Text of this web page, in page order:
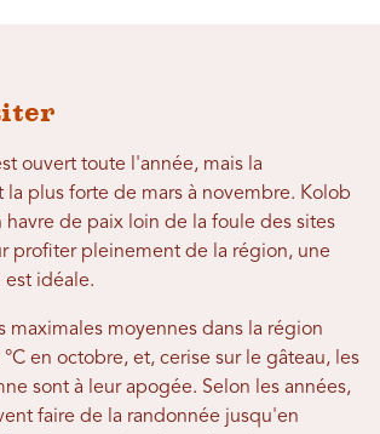
ouvert toute l'année, mais la
la plus forte de mars à novembre. Kolob
havre de paix loin de la foule des sites
profiter pleinement de la région, une
est idéale.
maximales moyennes dans la région
en octobre, et, cerise sur le gâteau, les
sont à leur apogée. Selon les années,
faire de la randonnée jusqu'en